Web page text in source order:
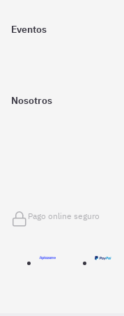
Eventos
Nosotros
Pago online seguro